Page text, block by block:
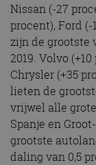
Nissan (-27
procent), Ford
zijn de grootste
2019. Volvo
Chrysler (+35
lieten de
vrijwel alle
Spanje en
grootste
daling van 0,5